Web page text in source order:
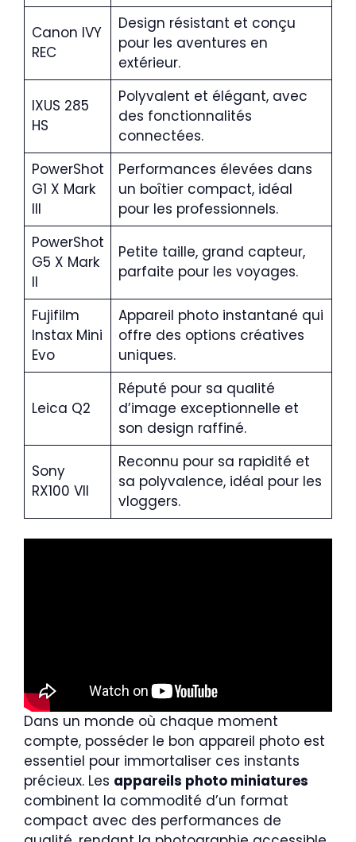
Canon IVY
REC
Design résistant et conçu
pour les aventures en
extérieur.
IXUS 285
HS
Polyvalent et élégant, avec
des fonctionnalités
connectées.
PowerShot
G1 X Mark
III
Performances élevées dans
un boîtier compact, idéal
pour les professionnels.
PowerShot
G5 X Mark
II
Petite taille, grand capteur,
parfaite pour les voyages.
Fujifilm
Instax Mini
Evo
Appareil photo instantané qui
offre des options créatives
uniques.
Leica Q2
Réputé pour sa qualité
d’image exceptionnelle et
son design raffiné.
Sony
RX100 VII
Reconnu pour sa rapidité et
sa polyvalence, idéal pour les
vloggers.
Dans un monde où chaque moment
compte, posséder le bon appareil photo est
essentiel pour immortaliser ces instants
précieux. Les appareils photo miniatures
combinent la commodité d’un format
compact avec des performances de